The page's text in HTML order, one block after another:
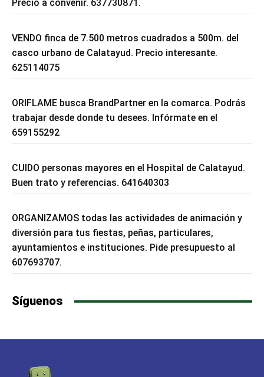
Precio a convenir. 637730871.
VENDO finca de 7.500 metros cuadrados a 500m. del
casco urbano de Calatayud. Precio interesante.
625114075
ORIFLAME busca BrandPartner en la comarca. Podrás
trabajar desde donde tu desees. Infórmate en el
659155292
CUIDO personas mayores en el Hospital de Calatayud.
Buen trato y referencias. 641640303
ORGANIZAMOS todas las actividades de animación y
diversión para tus fiestas, peñas, particulares,
ayuntamientos e instituciones. Pide presupuesto al
607693707.
Síguenos